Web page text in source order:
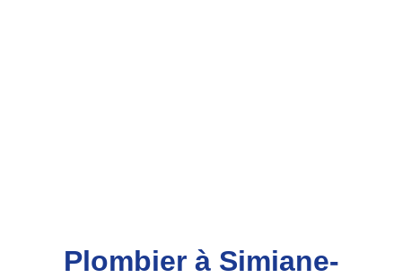
Plombier à Simiane-